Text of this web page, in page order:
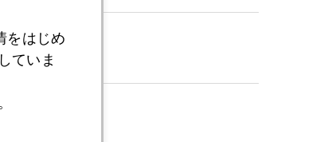
をはじめ
ていま